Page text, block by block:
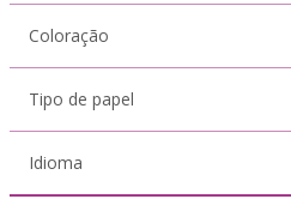
Coloração
Tipo de papel
Idioma